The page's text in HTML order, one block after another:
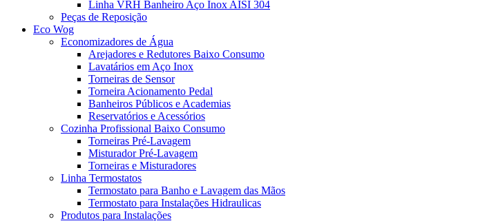
Linha VRH Banheiro Aço Inox AISI 304
Peças de Reposição
Eco Wog
Economizadores de Água
Arejadores e Redutores Baixo Consumo
Lavatários em Aço Inox
Torneiras de Sensor
Torneira Acionamento Pedal
Banheiros Públicos e Academias
Reservatórios e Acessórios
Cozinha Profissional Baixo Consumo
Torneiras Pré-Lavagem
Misturador Pré-Lavagem
Torneiras e Misturadores
Linha Termostatos
Termostato para Banho e Lavagem das Mãos
Termostato para Instalações Hidraulicas
Produtos para Instalações